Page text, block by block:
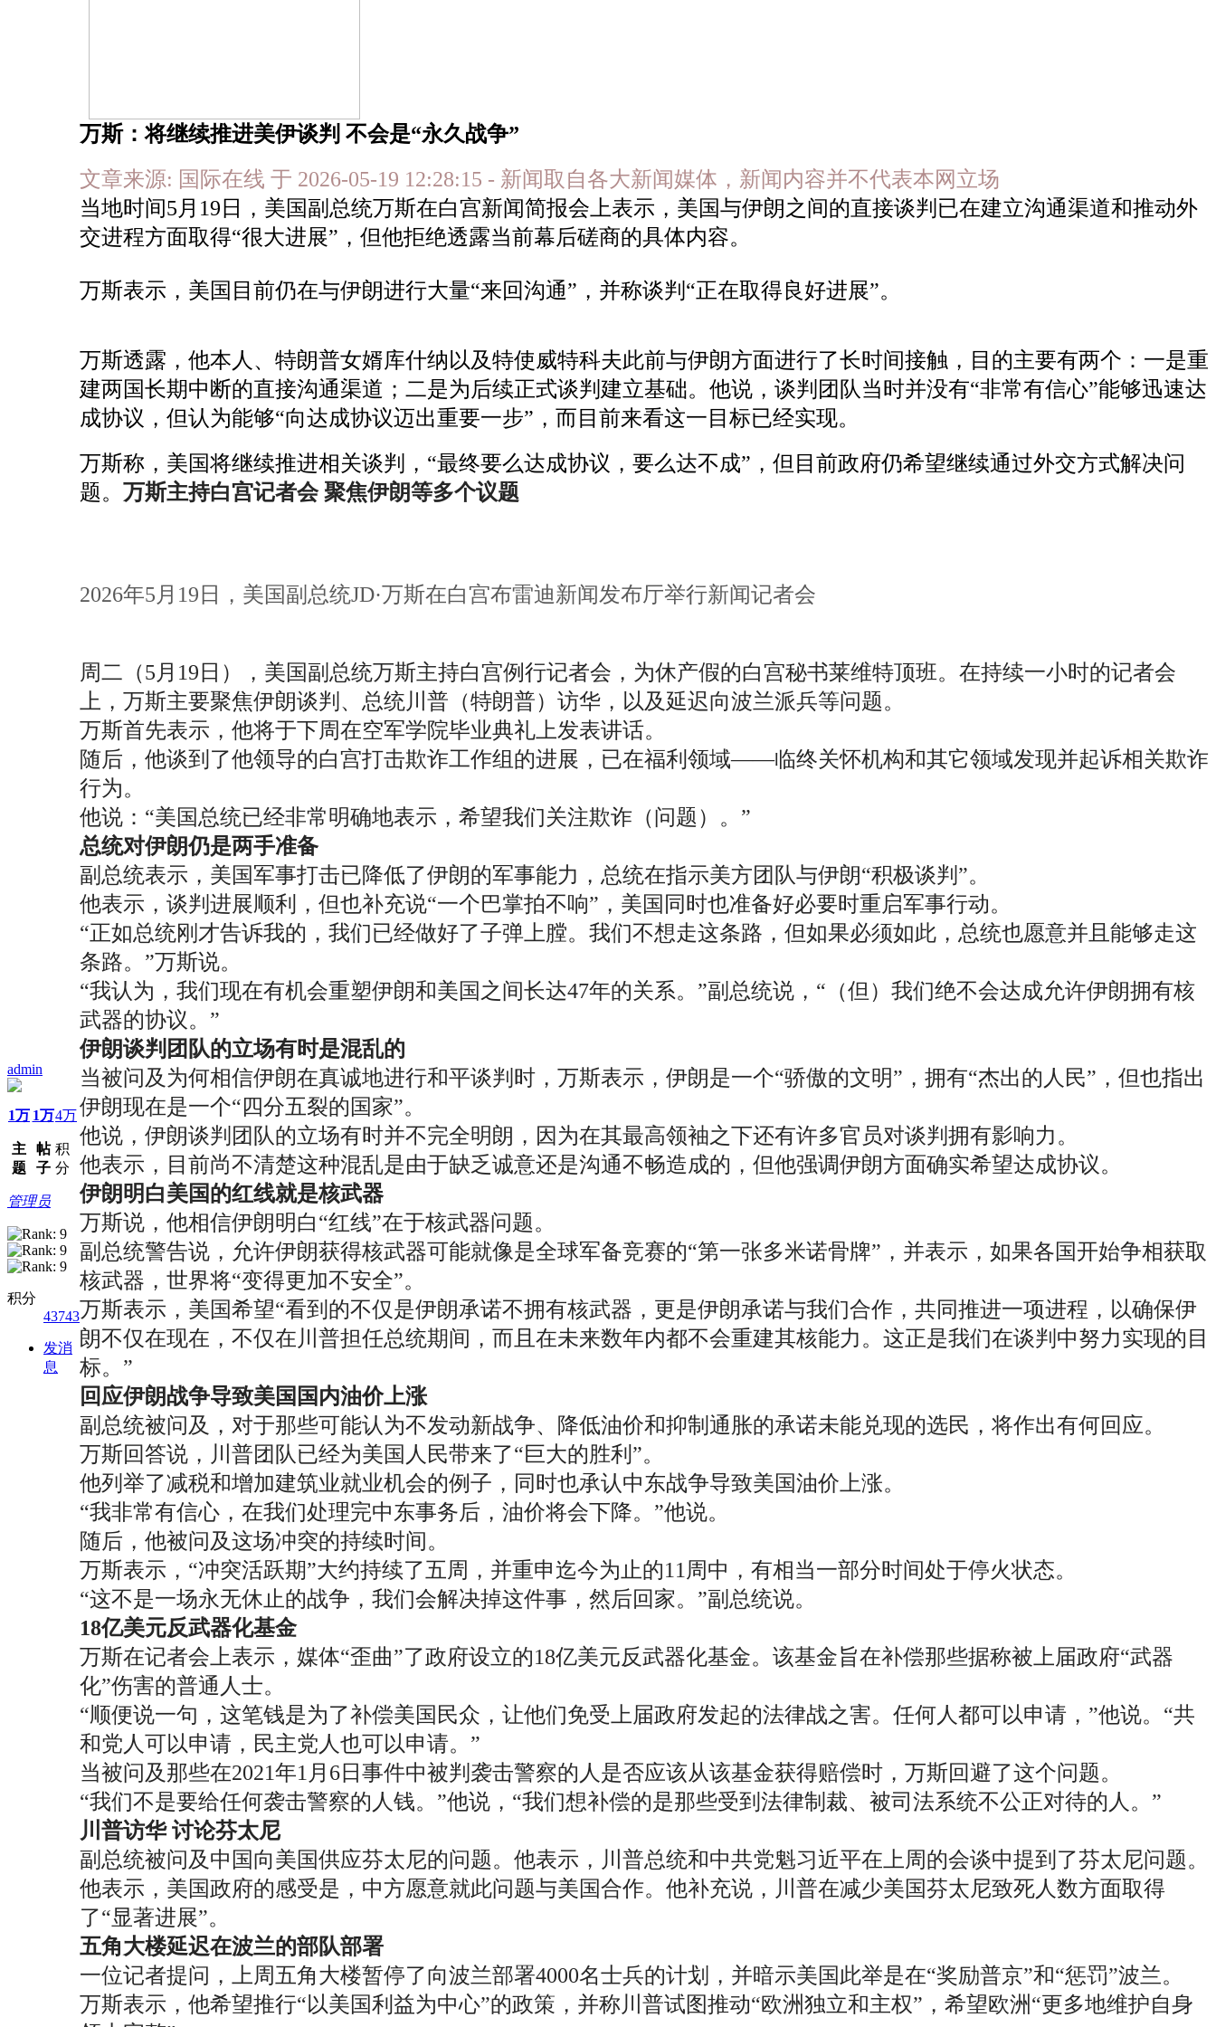
admin
1万
主
题
1万
帖
子
4万
积
分
管理员
积分
43743
发消
息
万斯：将继续推进美伊谈判 不会是“永久战争”
文章来源: 国际在线 于 2026-05-19 12:28:15 - 新闻取自各大新闻媒体，新闻内容并不代表本网立场
当地时间5月19日，美国副总统万斯在白宫新闻简报会上表示，美国与伊朗之间的直接谈判已在建立沟通渠道和推动外
交进程方面取得“很大进展”，但他拒绝透露当前幕后磋商的具体内容。
万斯表示，美国目前仍在与伊朗进行大量“来回沟通”，并称谈判“正在取得良好进展”。
万斯透露，他本人、特朗普女婿库什纳以及特使威特科夫此前与伊朗方面进行了长时间接触，目的主要有两个：一是重
建两国长期中断的直接沟通渠道；二是为后续正式谈判建立基础。他说，谈判团队当时并没有“非常有信心”能够迅速达
成协议，但认为能够“向达成协议迈出重要一步”，而目前来看这一目标已经实现。
万斯称，美国将继续推进相关谈判，“最终要么达成协议，要么达不成”，但目前政府仍希望继续通过外交方式解决问
题。 万斯主持白宫记者会 聚焦伊朗等多个议题
2026年5月19日，美国副总统JD·万斯在白宫布雷迪新闻发布厅举行新闻记者会
周二（5月19日），美国副总统万斯主持白宫例行记者会，为休产假的白宫秘书莱维特顶班。在持续一小时的记者会
上，万斯主要聚焦伊朗谈判、总统川普（特朗普）访华，以及延迟向波兰派兵等问题。
万斯首先表示，他将于下周在空军学院毕业典礼上发表讲话。
随后，他谈到了他领导的白宫打击欺诈工作组的进展，已在福利领域——临终关怀机构和其它领域发现并起诉相关欺诈
行为。
他说：“美国总统已经非常明确地表示，希望我们关注欺诈（问题）。”
总统对伊朗仍是两手准备
副总统表示，美国军事打击已降低了伊朗的军事能力，总统在指示美方团队与伊朗“积极谈判”。
他表示，谈判进展顺利，但也补充说“一个巴掌拍不响”，美国同时也准备好必要时重启军事行动。
“正如总统刚才告诉我的，我们已经做好了子弹上膛。我们不想走这条路，但如果必须如此，总统也愿意并且能够走这
条路。”万斯说。
“我认为，我们现在有机会重塑伊朗和美国之间长达47年的关系。”副总统说，“（但）我们绝不会达成允许伊朗拥有核
武器的协议。”
伊朗谈判团队的立场有时是混乱的
当被问及为何相信伊朗在真诚地进行和平谈判时，万斯表示，伊朗是一个“骄傲的文明”，拥有“杰出的人民”，但也指出
伊朗现在是一个“四分五裂的国家”。
他说，伊朗谈判团队的立场有时并不完全明朗，因为在其最高领袖之下还有许多官员对谈判拥有影响力。
他表示，目前尚不清楚这种混乱是由于缺乏诚意还是沟通不畅造成的，但他强调伊朗方面确实希望达成协议。
伊朗明白美国的红线就是核武器
万斯说，他相信伊朗明白“红线”在于核武器问题。
副总统警告说，允许伊朗获得核武器可能就像是全球军备竞赛的“第一张多米诺骨牌”，并表示，如果各国开始争相获取
核武器，世界将“变得更加不安全”。
万斯表示，美国希望“看到的不仅是伊朗承诺不拥有核武器，更是伊朗承诺与我们合作，共同推进一项进程，以确保伊
朗不仅在现在，不仅在川普担任总统期间，而且在未来数年内都不会重建其核能力。这正是我们在谈判中努力实现的目
标。”
回应伊朗战争导致美国国内油价上涨
副总统被问及，对于那些可能认为不发动新战争、降低油价和抑制通胀的承诺未能兑现的选民，将作出有何回应。
万斯回答说，川普团队已经为美国人民带来了“巨大的胜利”。
他列举了减税和增加建筑业就业机会的例子，同时也承认中东战争导致美国油价上涨。
“我非常有信心，在我们处理完中东事务后，油价将会下降。”他说。
随后，他被问及这场冲突的持续时间。
万斯表示，“冲突活跃期”大约持续了五周，并重申迄今为止的11周中，有相当一部分时间处于停火状态。
“这不是一场永无休止的战争，我们会解决掉这件事，然后回家。”副总统说。
18亿美元反武器化基金
万斯在记者会上表示，媒体“歪曲”了政府设立的18亿美元反武器化基金。该基金旨在补偿那些据称被上届政府“武器
化”伤害的普通人士。
“顺便说一句，这笔钱是为了补偿美国民众，让他们免受上届政府发起的法律战之害。任何人都可以申请，”他说。“共
和党人可以申请，民主党人也可以申请。”
当被问及那些在2021年1月6日事件中被判袭击警察的人是否应该从该基金获得赔偿时，万斯回避了这个问题。
“我们不是要给任何袭击警察的人钱。”他说，“我们想补偿的是那些受到法律制裁、被司法系统不公正对待的人。”
川普访华 讨论芬太尼
副总统被问及中国向美国供应芬太尼的问题。他表示，川普总统和中共党魁习近平在上周的会谈中提到了芬太尼问题。
他表示，美国政府的感受是，中方愿意就此问题与美国合作。他补充说，川普在减少美国芬太尼致死人数方面取得
了“显著进展”。
五角大楼延迟在波兰的部队部署
一位记者提问，上周五角大楼暂停了向波兰部署4000名士兵的计划，并暗示美国此举是在“奖励普京”和“惩罚”波兰。
万斯表示，他希望推行“以美国利益为中心”的政策，并称川普试图推动“欧洲独立和主权”，希望欧洲“更多地维护自身